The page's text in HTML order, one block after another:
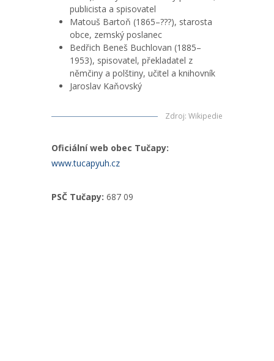
publicista a spisovatel
Matouš Bartoň (1865–???), starosta
obce, zemský poslanec
Bedřich Beneš Buchlovan (1885–
1953), spisovatel, překladatel z
němčiny a polštiny, učitel a knihovník
Jaroslav Kaňovský
Zdroj: Wikipedie
Oficiální web obec Tučapy:
www.tucapyuh.cz
PSČ Tučapy: 687 09